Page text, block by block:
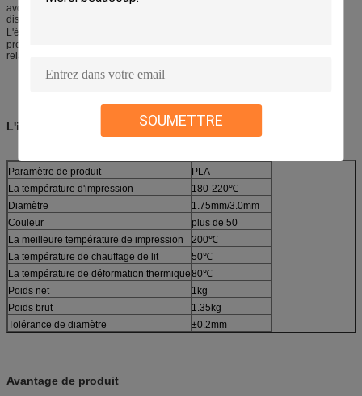
SOUMETTRE
avoir des différences dans diverses villes, ainsi la meilleure température est
dissimailar avec suggérée, il est meilleure de faire des choix selon l'état réel.
L'établissement de la température juste 10℃ d'impression a pu résoudre le
problème à faible viscosité. S'il y a une impression de basse viscosité,
relativement à la température de la copie dix degrés est correct.
L'information produit
Paramètre de produit
PLA
La température d'impression
180-220℃
Diamètre
1.75mm/3.0mm
Couleur
plus de 50
La meilleure température de impression
200℃
La température de chauffage de lit
50℃
La température de déformation thermique80℃
Poids net
1kg
Poids brut
1.35kg
Tolérance de diamètre
±0.2mm
Avantage de produit